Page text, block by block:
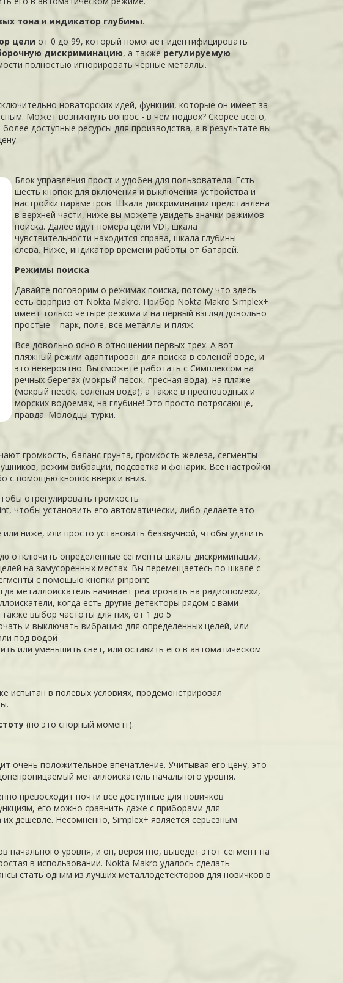
тона и индикатор глубины.
цели от 0 до 99, который помогает идентифицировать
дискриминацию, а также регулируемую
полностью игнорировать черные металлы.
новаторских идей, функции, которые он имеет за
Может возникнуть вопрос - в чем подвох? Скорее всего,
доступные ресурсы для производства, а в результате вы
Блок управления прост и удобен для пользователя. Есть
шесть кнопок для включения и выключения устройства и
настройки параметров. Шкала дискриминации представлена
в верхней части, ниже вы можете увидеть значки режимов
поиска. Далее идут номера цели VDI, шкала
чувствительности находится справа, шкала глубины -
слева. Ниже, индикатор времени работы от батарей.
Режимы поиска
Давайте поговорим о режимах поиска, потому что здесь
есть сюрприз от Nokta Makro. Прибор Nokta Makro Simplex+
имеет только четыре режима и на первый взгляд довольно
простые – парк, поле, все металлы и пляж.
Все довольно ясно в отношении первых трех. А вот
пляжный режим адаптирован для поиска в соленой воде, и
это невероятно. Вы сможете работать с Симплексом на
речных берегах (мокрый песок, пресная вода), на пляже
(мокрый песок, соленая вода), а также в пресноводных и
морских водоемах, на глубине! Это просто потрясающе,
правда. Молодцы турки.
громкость, баланс грунта, громкость железа, сегменты
режим вибрации, подсветка и фонарик. Все настройки
с помощью кнопок вверх и вниз.
отрегулировать громкость
чтобы установить его автоматически, либо делаете это
ниже, или просто установить беззвучной, чтобы удалить
отключить определенные сегменты шкалы дискриминации,
на замусоренных местах. Вы перемещаетесь по шкале с
с помощью кнопки pinpoint
металлоискатель начинает реагировать на радиопомехи,
когда есть другие детекторы рядом с вами
выбор частоты для них, от 1 до 5
и выключать вибрацию для определенных целей, или
под водой
или уменьшить свет, или оставить его в автоматическом
в полевых условиях, продемонстрировал
(но это спорный момент).
очень положительное впечатление. Учитывая его цену, это
металлоискатель начального уровня.
превосходит почти все доступные для новичков
его можно сравнить даже с приборами для
дешевле. Несомненно, Simplex+ является серьезным
уровня, и он, вероятно, выведет этот сегмент на
в использовании. Nokta Makro удалось сделать
стать одним из лучших металлодетекторов для новичков в